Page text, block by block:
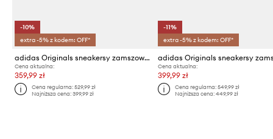
-10%
extra -5% z kodem: OFF*
adidas Originals sneakersy zamszowe Gazelle Indoor
Cena aktualna:
359,99 zł
Cena regularna:529,99 zł
Najniższa cena:399,99 zł
-11%
extra -5% z kodem: OFF*
Cena aktualna:
399,99 zł
Cena regularna: 549,99 zł
Najniższa cena: 449,99 zł